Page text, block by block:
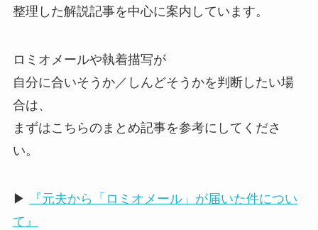
整理した解説記事を中心に案内しています。
ロミオメールや執着描写が
自分に合いそうか／しんどそうかを判断したい場
合は、
まずはこちらのまとめ記事を参考にしてくださ
い。
▶
『元夫から「ロミオメール」が届いた件につい
て』